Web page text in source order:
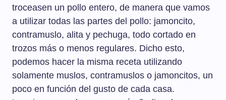
troceasen un pollo entero, de manera que vamos
a utilizar todas las partes del pollo: jamoncito,
contramuslo, alita y pechuga, todo cortado en
trozos más o menos regulares. Dicho esto,
podemos hacer la misma receta utilizando
solamente muslos, contramuslos o jamoncitos, un
poco en función del gusto de cada casa.